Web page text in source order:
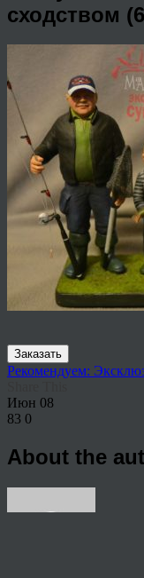
сходством
Заказать
Рекомендуем:
Июн 08
83 0
About the